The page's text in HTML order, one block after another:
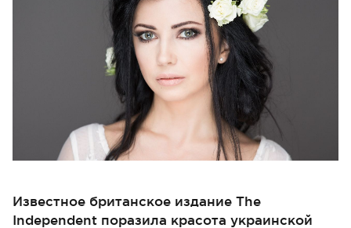
Известное британское издание The
Independent поразила красота украинской